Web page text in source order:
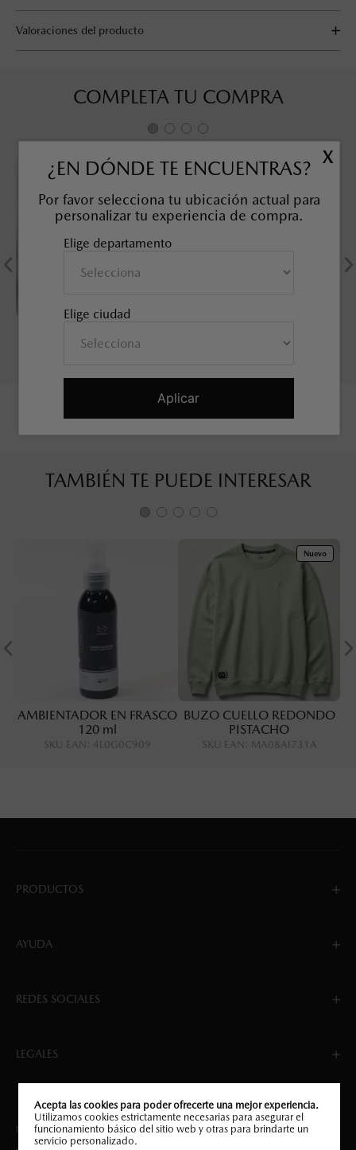
X
¿EN DÓNDE TE ENCUENTRAS?
Por favor selecciona tu ubicación actual para
personalizar tu experiencia de compra.
Elige departamento
Elige ciudad
Aplicar
Valoraciones del producto
COMPLETA TU COMPRA
SEGURIDAD, 21 mm
MAZDA CX-50
TAMBIÉN TE PUEDE INTERESAR
AMBIENTADOR EN FRASCO
120 ml
SKU EAN : 4L0G0C909
Nuevo
BUZO CUELLO REDONDO
PISTACHO
SKU EAN : MA08AI731A
PRODUCTOS
AYUDA
REDES SOCIALES
LEGALES
Implementado por JUMP DIGITAL COMMERCE.
Acepta las cookies para poder ofrecerte una mejor experiencia.
Utilizamos cookies estrictamente necesarias para asegurar el
funcionamiento básico del sitio web y otras para brindarte un
servicio personalizado.